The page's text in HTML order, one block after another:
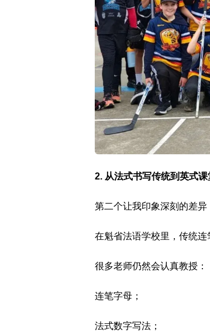
2. 从法式书写传统到英式课
第二个让我印象深刻的差异
在魁省法语学校里，传统连
很多老师仍然会认真教授：
连笔字母；
法式数字写法；